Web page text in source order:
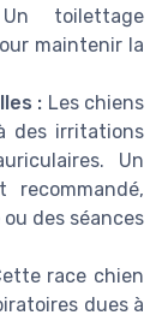
toilettage
maintenir la
: Les chiens
des irritations
Un
des séances
race chien
dues à